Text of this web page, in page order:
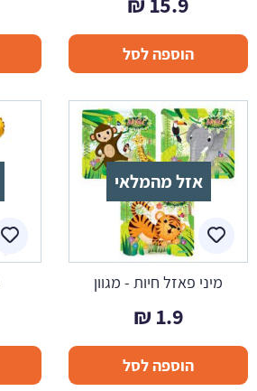
הוספה לסל
אזל מהמלאי
מיני פאזל חיות - מגוון
1.9
₪
הוספה לסל